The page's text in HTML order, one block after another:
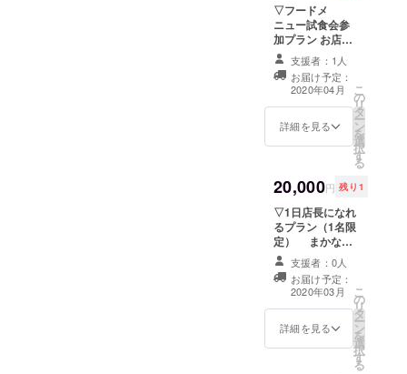
▽フードメ
ニュー試食会参
加プラン お店
オープンまでの
様子を活動報告
にて随時お届け
支援者：1人
お届け予定：
2020年04月
詳細を見る
こ
の
リ
タ
ー
ン
を
選
択
す
る
20,000円 残り1
▽1日店長になれ
るプラン（1名限
定） まかない
付 お店オープン
までの様子を活
動報告にて随時
お届け
支援者：0人
お届け予定：
2020年03月
詳細を見る
こ
の
リ
タ
ー
ン
を
選
択
す
る